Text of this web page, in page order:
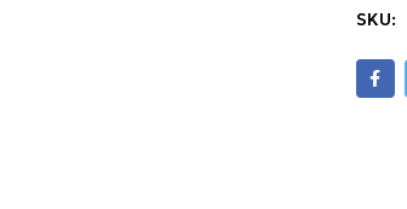
SKU: